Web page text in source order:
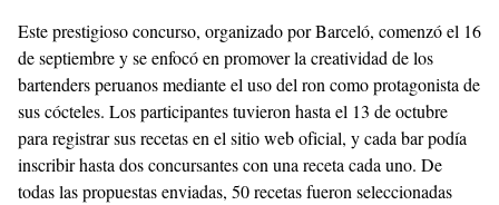
Este prestigioso concurso, organizado por Barceló, comenzó el 16
de septiembre y se enfocó en promover la creatividad de los
bartenders peruanos mediante el uso del ron como protagonista de
sus cócteles. Los participantes tuvieron hasta el 13 de octubre
para registrar sus recetas en el sitio web oficial, y cada bar podía
inscribir hasta dos concursantes con una receta cada uno. De
todas las propuestas enviadas, 50 recetas fueron seleccionadas